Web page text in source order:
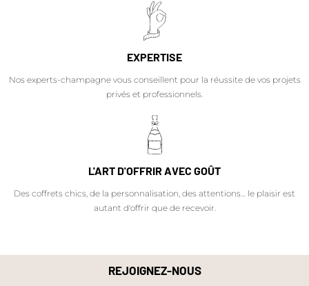
EXPERTISE
Nos experts-champagne vous conseillent pour la réussite de vos projets
privés et professionnels.
L'ART D'OFFRIR AVEC GOÛT
Des coffrets chics, de la personnalisation, des attentions… le plaisir est
autant d'offrir que de recevoir.
REJOIGNEZ-NOUS